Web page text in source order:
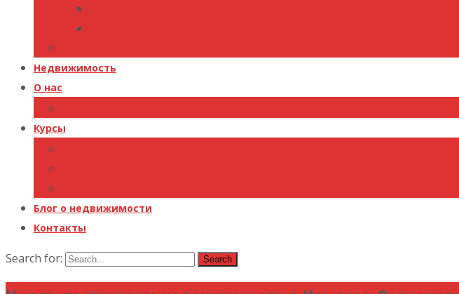
Недвижимость
О нас
Курсы
Блог о недвижимости
Контакты
Search for: